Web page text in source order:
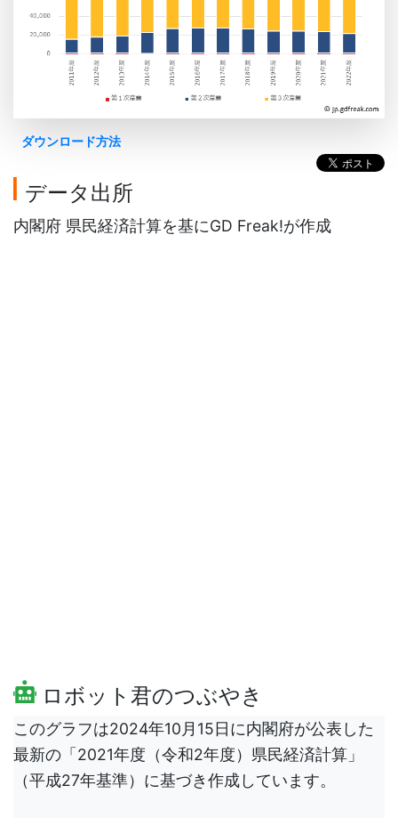
ダウンロード方法
データ出所
内閣府 県民経済計算を基にGD Freak!が作成
ロボット君のつぶやき
このグラフは2024年10月15日に内閣府が公表した
最新の「2021年度（令和2年度）県民経済計算」
（平成27年基準）に基づき作成しています。